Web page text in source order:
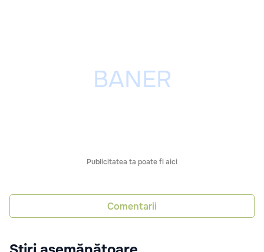
Publicitatea ta poate fi aici
Comentarii